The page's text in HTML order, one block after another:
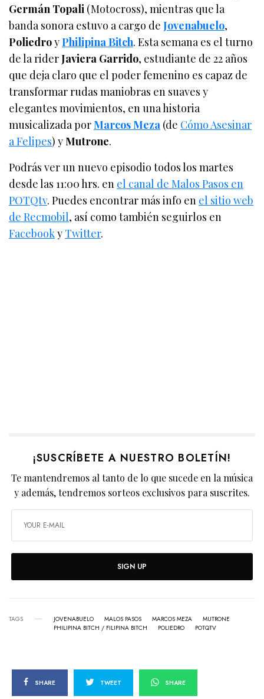
Germán Topali (Motocross), mientras que la
banda sonora estuvo a cargo deJovenabuelo,
PoliedroyPhilipina Bitch. Esta semana es el turno
de la riderJaviera Garrido, estudiante de 22 años
que deja claro que el poder femenino es capaz de
transformar rudas maniobras en suaves y
elegantes movimientos, en una historia
musicalizada porMarcos Meza (de Cómo Asesinar
a Felipes) yMutrone.
Podrás ver un nuevo episodio todos los martes
desde las 11:00 hrs. en el canal de Malos Pasos en
POTQtv. Puedes encontrar más info en el sitio web
de Recmobil, así como también seguirlos en
Facebooky Twitter.
¡SUSCRÍBETE A NUESTRO BOLETÍN!
Te mantendremos al tanto de lo que sucede en la música
y además, tendremos sorteos exclusivos para suscrites.
SIGN UP
TAGS JOVENABUELO MALOS PASOS MARCOS MEZA
MUTRONE
PHILIPINA BITCH / FILIPINA BITCH
POLIEDRO POTQTV
SHARE TWEET SHARE